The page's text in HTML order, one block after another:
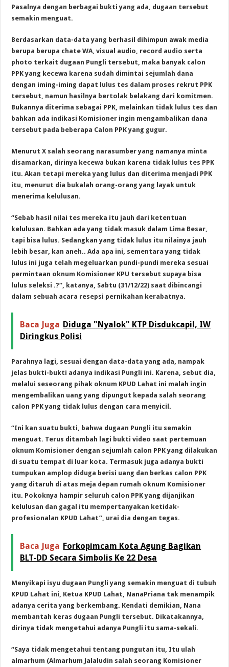
Pasalnya dengan berbagai bukti yang ada, dugaan tersebut
semakin menguat.
Berdasarkan data-data yang berhasil dihimpun awak media
berupa berupa chate WA, visual audio, record audio serta
photo terkait dugaan Pungli tersebut, maka banyak calon
PPK yang kecewa karena sudah dimintai sejumlah dana
dengan iming-iming dapat lulus tes dalam proses rekrut PPK
tersebut, namun hasilnya bertolak belakang dari komitmen.
Bukannya diterima sebagai PPK, melainkan tidak lulus tes dan
bahkan ada indikasi Komisioner ingin mengambalikan dana
tersebut pada beberapa Calon PPK yang gugur.
Menurut X salah seorang narasumber yang namanya minta
disamarkan, dirinya kecewa bukan karena tidak lulus tes PPK
itu. Akan tetapi mereka yang lulus dan diterima menjadi PPK
itu, menurut dia bukalah orang-orang yang layak untuk
menerima kelulusan.
“Sebab hasil nilai tes mereka itu jauh dari ketentuan
kelulusan. Bahkan ada yang tidak masuk dalam Lima Besar,
tapi bisa lulus. Sedangkan yang tidak lulus itu nilainya jauh
lebih besar, kan aneh.. Ada apa ini, sementara yang tidak
lulus ini juga telah megeluarkan pundi-pundi mereka sesuai
permintaan oknum Komisioner KPU tersebut supaya bisa
lulus seleksi .?“, katanya, Sabtu (31/12/22) saat dibincangi
dalam sebuah acara resepsi pernikahan kerabatnya.
Baca Juga Diduga "Nyalok" KTP Disdukcapil, IW
Diringkus Polisi
Parahnya lagi, sesuai dengan data-data yang ada, nampak
jelas bukti-bukti adanya indikasi Pungli ini. Karena, sebut dia,
melalui seseorang pihak oknum KPUD Lahat ini malah ingin
mengembalikan uang yang dipungut kepada salah seorang
calon PPK yang tidak lulus dengan cara menyicil.
“Ini kan suatu bukti, bahwa dugaan Pungli itu semakin
menguat. Terus ditambah lagi bukti video saat pertemuan
oknum Komisioner dengan sejumlah calon PPK yang dilakukan
di suatu tempat di luar kota. Termasuk juga adanya bukti
tumpukan amplop diduga berisi uang dan berkas calon PPK
yang ditaruh di atas meja depan rumah oknum Komisioner
itu. Pokoknya hampir seluruh calon PPK yang dijanjikan
kelulusan dan gagal itu mempertanyakan ketidak-
profesionalan KPUD Lahat”, urai dia dengan tegas.
Baca Juga Forkopimcam Kota Agung Bagikan
BLT-DD Secara Simbolis Ke 22 Desa
Menyikapi isyu dugaan Pungli yang semakin menguat di tubuh
KPUD Lahat ini, Ketua KPUD Lahat, NanaPriana tak menampik
adanya cerita yang berkembang. Kendati demikian, Nana
membantah keras dugaan Pungli tersebut. Dikatakannya,
dirinya tidak mengetahui adanya Pungli itu sama-sekali.
“Saya tidak mengetahui tentang pungutan itu, Itu ulah
almarhum (Almarhum Jalaludin salah seorang Komisioner